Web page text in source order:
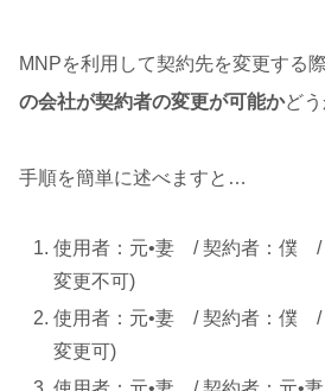
MNPを利用して契約先を変更する
の会社が契約者の変更が可能かどう
手順を簡単に述べますと…
使用者：元•妻 / 契約者：僕 /
変更不可)
使用者：元•妻 / 契約者：僕 /
変更可)